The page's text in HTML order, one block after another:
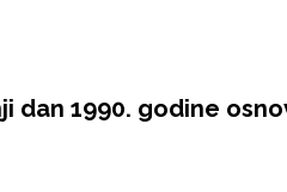
dan 1990. godine